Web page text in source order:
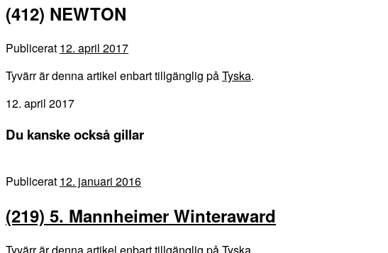
(412) NEWTON
Publicerat 12. april 2017
Tyvärr är denna artikel enbart tillgänglig påTyska.
12. april 2017
Du kanske också gillar
Publicerat 12. januari 2016
(219) 5. Mannheimer Winteraward